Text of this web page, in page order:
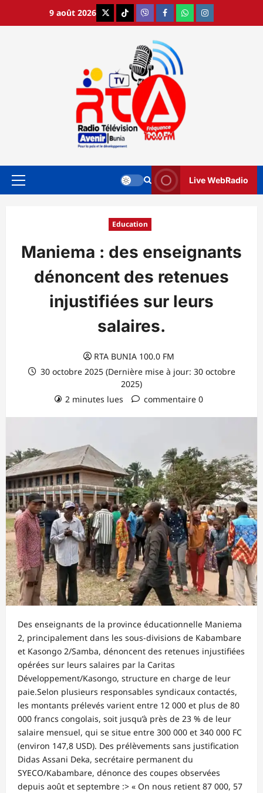
9 août 2026 X TikTokViber FacebookWhatsAppInstagram
Menu
Live WebRadio
Education
Maniema : des enseignants
dénoncent des retenues
injustifiées sur leurs
salaires.
RTA BUNIA 100.0 FM
30 octobre 2025 (Dernière mise à jour: 30 octobre
2025)
2 minutes lues
commentaire 0
Des enseignants de la province éducationnelle Maniema
2, principalement dans les sous-divisions de Kabambare
et Kasongo 2/Samba, dénoncent des retenues injustifiées
opérées sur leurs salaires par la Caritas
Développement/Kasongo, structure en charge de leur
paie.Selon plusieurs responsables syndicaux contactés,
les montants prélevés varient entre 12 000 et plus de 80
000 francs congolais, soit jusqu’à près de 23 % de leur
salaire mensuel, qui se situe entre 300 000 et 340 000 FC
(environ 147,8 USD). Des prélèvements sans justification
Didas Assani Deka, secrétaire permanent du
SYECO/Kabambare, dénonce des coupes observées
depuis août et septembre :> « On nous retient 87 000, 57